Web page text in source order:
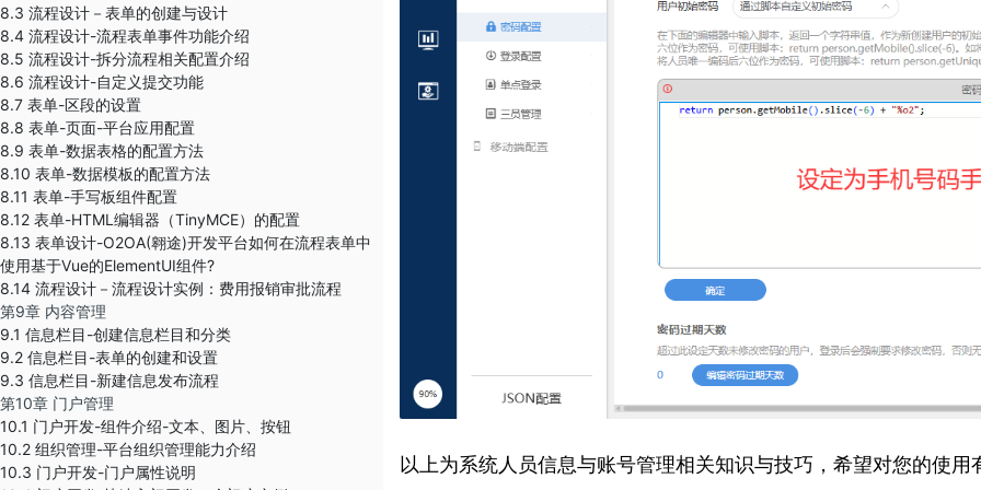
8.3 流程设计－表单的创建与设计
8.4 流程设计-流程表单事件功能介绍
8.5 流程设计-拆分流程相关配置介绍
8.6 流程设计-自定义提交功能
8.7 表单-区段的设置
8.8 表单-页面-平台应用配置
8.9 表单-数据表格的配置方法
8.10 表单-数据模板的配置方法
8.11 表单-手写板组件配置
8.12 表单-HTML编辑器（TinyMCE）的配置
8.13 表单设计-O2OA(翱途)开发平台如何在流程表单中
使用基于Vue的ElementUI组件?
8.14 流程设计－流程设计实例：费用报销审批流程
第9章 内容管理
9.1 信息栏目-创建信息栏目和分类
9.2 信息栏目-表单的创建和设置
9.3 信息栏目-新建信息发布流程
第10章 门户管理
10.1 门户开发-组件介绍-文本、图片、按钮
10.2 组织管理-平台组织管理能力介绍
10.3 门户开发-门户属性说明
以上为系统人员信息与账号管理相关知识与技巧，希望对您的使用